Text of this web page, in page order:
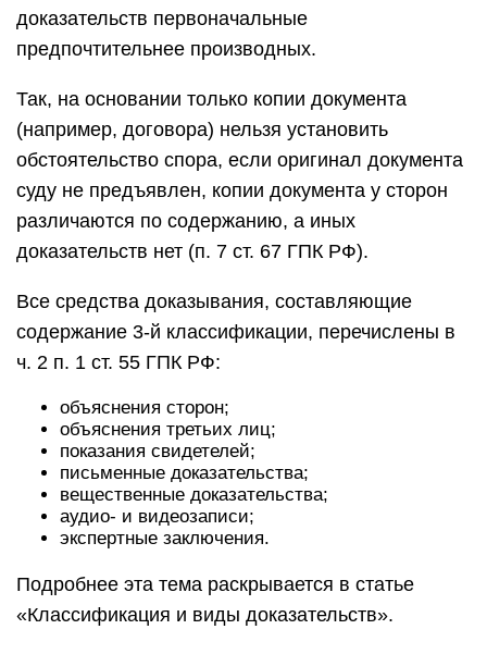
доказательств первоначальные
предпочтительнее производных.
Так, на основании только копии документа
(например, договора) нельзя установить
обстоятельство спора, если оригинал документа
суду не предъявлен, копии документа у сторон
различаются по содержанию, а иных
доказательств нет (п. 7 ст. 67 ГПК РФ).
Все средства доказывания, составляющие
содержание 3-й классификации, перечислены в
ч. 2 п. 1 ст. 55 ГПК РФ:
объяснения сторон;
объяснения третьих лиц;
показания свидетелей;
письменные доказательства;
вещественные доказательства;
аудио- и видеозаписи;
экспертные заключения.
Подробнее эта тема раскрывается в статье
«Классификация и виды доказательств».